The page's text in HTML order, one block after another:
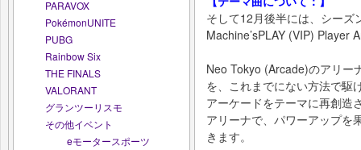
PARAVOX
PokémonUNITE
PUBG
Rainbow Six
THE FINALS
VALORANT
グランツーリスモ
その他イベント
eモータースポーツ
そして12月後半には、シー
Machine’sPLAY (VIP) Player
Neo Tokyo (Arcade)のアリー
を、これまでにない方法で駆
アーケードをテーマに再創造
アリーナで、パワーアップを
きます。